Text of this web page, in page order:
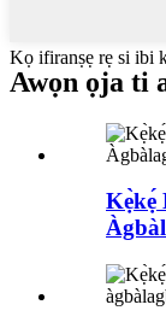
Kọ ifiranṣẹ rẹ si ibi
Awọn ọja ti
Kẹ̀kẹ́